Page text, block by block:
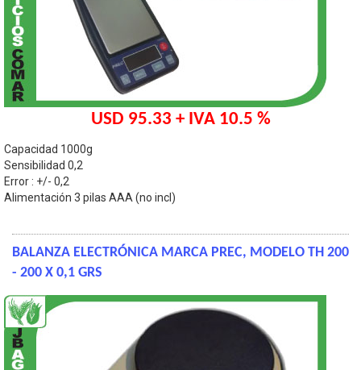
USD 95.33 + IVA 10.5 %
Capacidad 1000g
Sensibilidad 0,2
Error : +/- 0,2
Alimentación 3 pilas AAA (no incl)
BALANZA ELECTRÓNICA MARCA PREC, MODELO TH 200
- 200 X 0,1 GRS